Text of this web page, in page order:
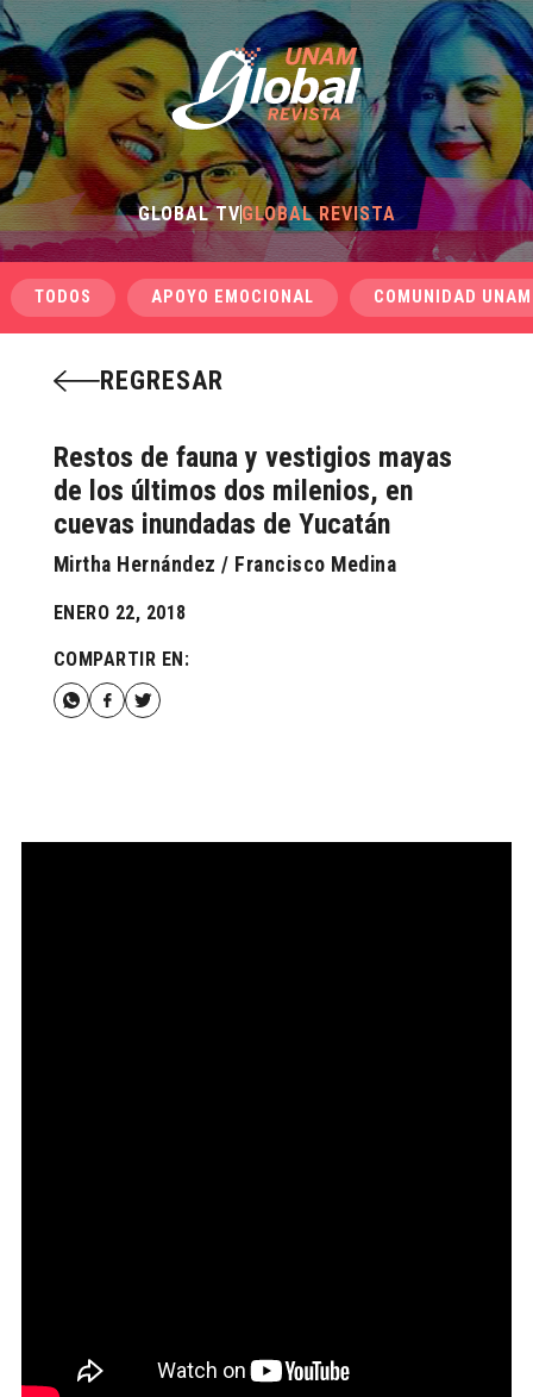
GLOBAL TVGLOBAL REVISTA
TODOS APOYO EMOCIONAL COMUNIDAD UNAM
REGRESAR
Restos de fauna y vestigios mayas
de los últimos dos milenios, en
cuevas inundadas de Yucatán
Mirtha Hernández / Francisco Medina
ENERO 22, 2018
COMPARTIR EN: